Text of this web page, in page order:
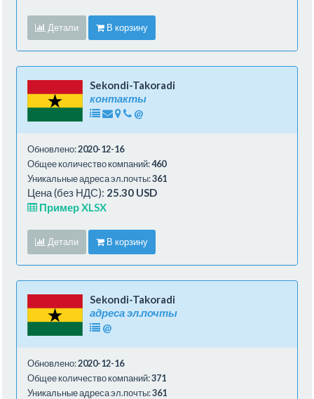
Детали В корзину
Sekondi-Takoradi
контакты
@
Обновлено:2020-12-16
Общее количество компаний:460
Уникальные адреса эл.почты:361
Цена (без НДС): 25.30 USD
Пример XLSX
Детали В корзину
Sekondi-Takoradi
адреса эл.почты
@
Обновлено:2020-12-16
Общее количество компаний:371
Уникальные адреса эл.почты:361